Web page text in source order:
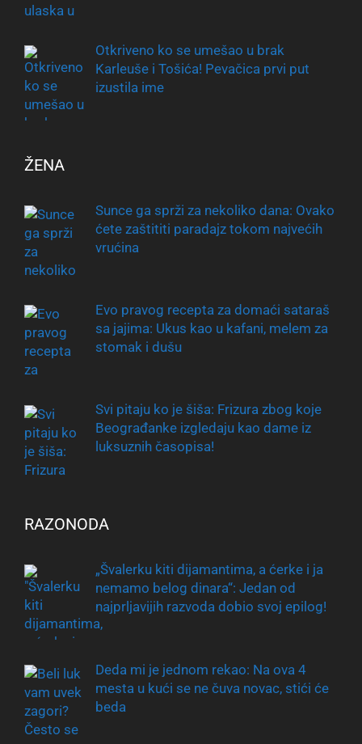
Otkriveno ko se umešao u brak
Karleuše i Tošića! Pevačica prvi put
izustila ime
ŽENA
Sunce ga sprži za nekoliko dana: Ovako
ćete zaštititi paradajz tokom najvećih
vrućina
Evo pravog recepta za domaći sataraš
sa jajima: Ukus kao u kafani, melem za
stomak i dušu
Svi pitaju ko je šiša: Frizura zbog koje
Beograđanke izgledaju kao dame iz
luksuznih časopisa!
RAZONODA
„Švalerku kiti dijamantima, a ćerke i ja
nemamo belog dinara“: Jedan od
najprljavijih razvoda dobio svoj epilog!
Deda mi je jednom rekao: Na ova 4
mesta u kući se ne čuva novac, stići će
beda